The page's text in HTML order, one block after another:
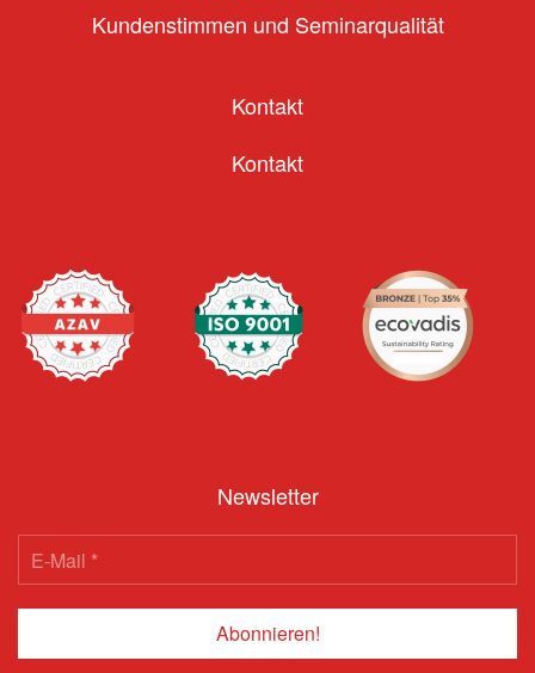
Kundenstimmen und Seminarqualität
Kontakt
Kontakt
Newsletter